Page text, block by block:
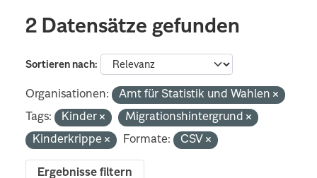
2 Datensätze gefunden
Sortieren nach
Organisationen:
Amt für Statistik und Wahlen
Tags:
Kinder
Migrationshintergrund
Kinderkrippe
Formate: CSV
Ergebnisse filtern